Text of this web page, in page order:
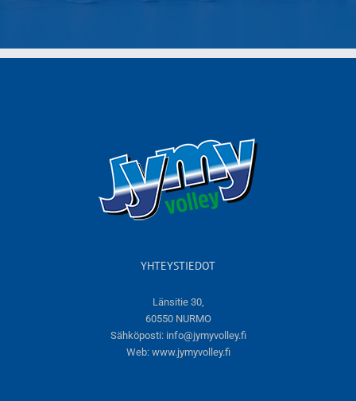
YHTEYSTIEDOT
Länsitie 30,
60550 NURMO
Sähköposti: info@jymyvolley.fi
Web: www.jymyvolley.fi